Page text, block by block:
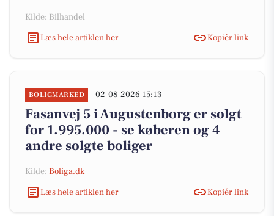
Kilde: Bilhandel
Læs hele artiklen her
Kopiér link
BOLIGMARKED 02-08-2026 15:13
Fasanvej 5 i Augustenborg er solgt
for 1.995.000 - se køberen og 4
andre solgte boliger
Kilde: Boliga.dk
Læs hele artiklen her
Kopiér link